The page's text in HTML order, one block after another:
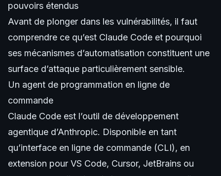
pouvoirs étendus
Avant de plonger dans les vulnérabilités, il faut
comprendre ce qu’est Claude Code et pourquoi
ses mécanismes d’automatisation constituent une
surface d’attaque particulièrement sensible.
Un agent de programmation en ligne de
commande
Claude Code est l’outil de développement
agentique d’Anthropic. Disponible en tant
qu’interface en ligne de commande (CLI), en
extension pour VS Code, Cursor, JetBrains ou